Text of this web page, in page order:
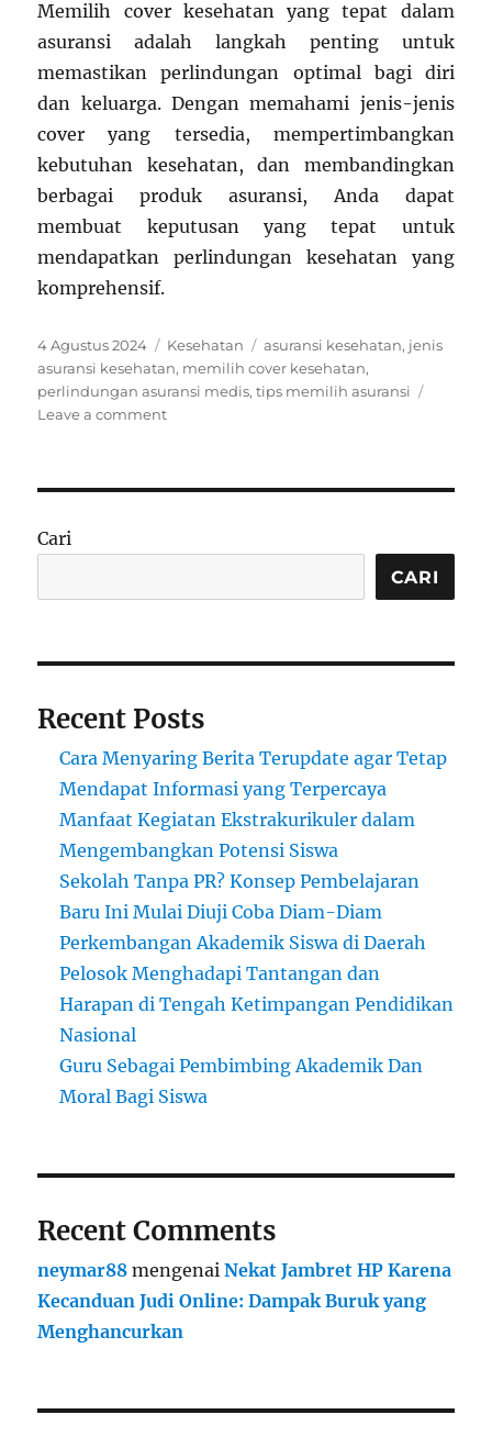
Memilih cover kesehatan yang tepat dalam
asuransi adalah langkah penting untuk
memastikan perlindungan optimal bagi diri
dan keluarga. Dengan memahami jenis-jenis
cover yang tersedia, mempertimbangkan
kebutuhan kesehatan, dan membandingkan
berbagai produk asuransi, Anda dapat
membuat keputusan yang tepat untuk
mendapatkan perlindungan kesehatan yang
komprehensif.
Posted
on
4 Agustus 2024 Categories
Kesehatan Tags
asuransi kesehatan, jenis
asuransi kesehatan, memilih cover kesehatan,
perlindungan asuransi medis,tips memilih asuransi
Leave a commenton
Tepat
Cari
CARI
Recent Posts
Cara Menyaring Berita Terupdate agar Tetap
Mendapat Informasi yang Terpercaya
Manfaat Kegiatan Ekstrakurikuler dalam
Mengembangkan Potensi Siswa
Sekolah Tanpa PR? Konsep Pembelajaran
Baru Ini Mulai Diuji Coba Diam-Diam
Perkembangan Akademik Siswa di Daerah
Pelosok Menghadapi Tantangan dan
Harapan di Tengah Ketimpangan Pendidikan
Nasional
Guru Sebagai Pembimbing Akademik Dan
Moral Bagi Siswa
Recent Comments
neymar88 mengenaiNekat Jambret HP Karena
Kecanduan Judi Online: Dampak Buruk yang
Menghancurkan